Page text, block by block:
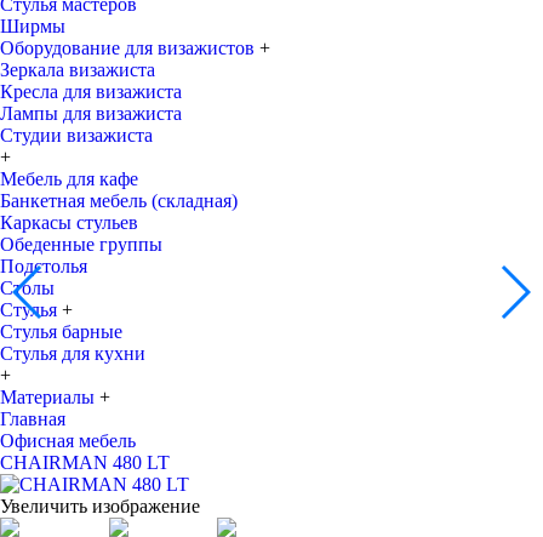
Стулья мастеров
Ширмы
Оборудование для визажистов +
Зеркала визажиста
Кресла для визажиста
Лампы для визажиста
Студии визажиста
+
Мебель для кафе
Банкетная мебель (складная)
Каркасы стульев
Обеденные группы
Подстолья
Столы
Стулья +
Стулья барные
Стулья для кухни
+
Материалы +
Главная
Офисная мебель
CHAIRMAN 480 LT
Увеличить изображение